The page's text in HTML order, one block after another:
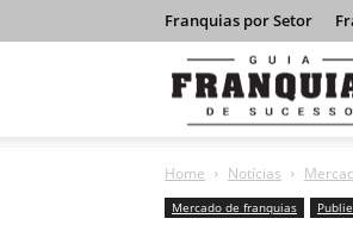
Franquias por Setor
Home Notícias
Mercado de franquias